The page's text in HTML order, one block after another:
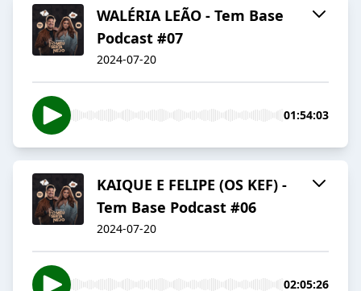
WALÉRIA LEÃO - Tem Base
Podcast #07
2024-07-20
01:54:03
KAIQUE E FELIPE (OS KEF) -
Tem Base Podcast #06
2024-07-20
02:05:26